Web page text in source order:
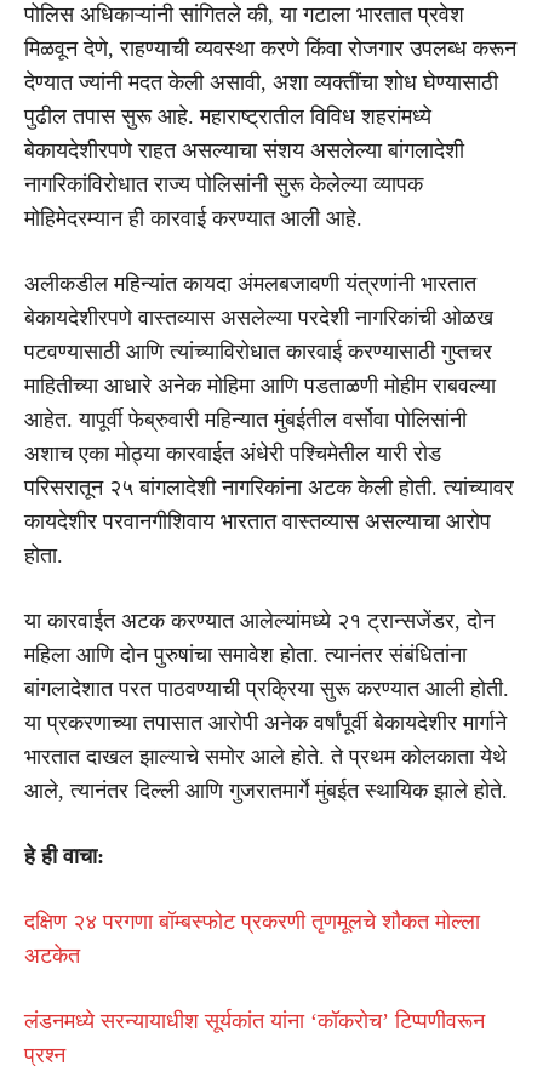
पोलिस अधिकाऱ्यांनी सांगितले की, या गटाला भारतात प्रवेश
मिळवून देणे, राहण्याची व्यवस्था करणे किंवा रोजगार उपलब्ध करून
देण्यात ज्यांनी मदत केली असावी, अशा व्यक्तींचा शोध घेण्यासाठी
पुढील तपास सुरू आहे. महाराष्ट्रातील विविध शहरांमध्ये
बेकायदेशीरपणे राहत असल्याचा संशय असलेल्या बांगलादेशी
नागरिकांविरोधात राज्य पोलिसांनी सुरू केलेल्या व्यापक
मोहिमेदरम्यान ही कारवाई करण्यात आली आहे.
अलीकडील महिन्यांत कायदा अंमलबजावणी यंत्रणांनी भारतात
बेकायदेशीरपणे वास्तव्यास असलेल्या परदेशी नागरिकांची ओळख
पटवण्यासाठी आणि त्यांच्याविरोधात कारवाई करण्यासाठी गुप्तचर
माहितीच्या आधारे अनेक मोहिमा आणि पडताळणी मोहीम राबवल्या
आहेत. यापूर्वी फेब्रुवारी महिन्यात मुंबईतील वर्सोवा पोलिसांनी
अशाच एका मोठ्या कारवाईत अंधेरी पश्चिमेतील यारी रोड
परिसरातून २५ बांगलादेशी नागरिकांना अटक केली होती. त्यांच्यावर
कायदेशीर परवानगीशिवाय भारतात वास्तव्यास असल्याचा आरोप
होता.
या कारवाईत अटक करण्यात आलेल्यांमध्ये २१ ट्रान्सजेंडर, दोन
महिला आणि दोन पुरुषांचा समावेश होता. त्यानंतर संबंधितांना
बांगलादेशात परत पाठवण्याची प्रक्रिया सुरू करण्यात आली होती.
या प्रकरणाच्या तपासात आरोपी अनेक वर्षांपूर्वी बेकायदेशीर मार्गाने
भारतात दाखल झाल्याचे समोर आले होते. ते प्रथम कोलकाता येथे
आले, त्यानंतर दिल्ली आणि गुजरातमार्गे मुंबईत स्थायिक झाले होते.
हे ही वाचा:
दक्षिण २४ परगणा बॉम्बस्फोट प्रकरणी तृणमूलचे शौकत मोल्ला
अटकेत
लंडनमध्ये सरन्यायाधीश सूर्यकांत यांना ‘कॉकरोच’ टिप्पणीवरून
प्रश्न